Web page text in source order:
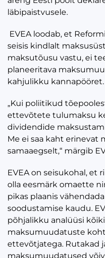
läbipaistvusele.
EVEA loodab, et
seisis kindlalt
maksutõusu vastu, ei
planeeritava
kahjulikku kannapööret.
„Kui poliitikud
ettevõtete tulumaksu
dividendide
Me ei saa kaht erinevat
samaaegselt,“ märgib
EVEA on seisukohal, et
olla eesmärk omaette
pikas plaanis
soodustamise kaudu.
põhjalikku analüüsi
maksumuudatuste
ettevõtjatega. Rutakad
maksumuudatused